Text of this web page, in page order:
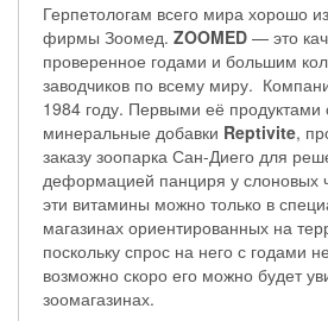
Герпетологам всего мира хорошо
фирмы Зоомед. ZOOMED — это
проверенное годами и большим
заводчиков по всему миру.
1984 году. Первыми её продуктами
минеральные добавки Reptivite,
заказу зоопарка Сан-Диего для
деформацией панциря у слоновых
эти витамины можно только в
магазинах ориентированных на
поскольку спрос на него с годами
возможно скоро его можно будет
зоомагазинах.